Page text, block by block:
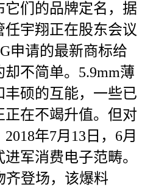
们的品牌定名，据
宇翔正在股东会议
申请的最新商标给
不简单。5.9mm薄
硕的互能，一些已
在不竭升值。但对
年7月13日，6月
军消费电子范畴。
齐登场，该爆料